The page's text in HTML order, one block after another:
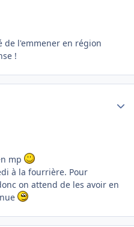
de l'emmener en région
!
mp
à la fourrière. Pour
on attend de les avoir en